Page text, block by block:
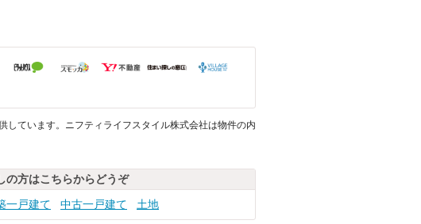
しています。ニフティライフスタイル株式会社は物件の内
の方はこちらからどうぞ
一戸建て 中古一戸建て 土地